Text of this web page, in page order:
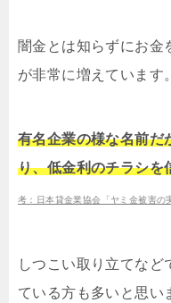
闇金とは知らずにお
が非常に増えています。
有名企業の様な名前だ
り、低金利のチラシを
考：日本貸金業協会「ヤミ金被害の
しつこい取り立てなど
ている方も多いと思い